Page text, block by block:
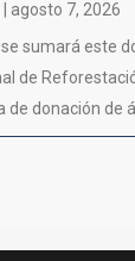
agosto 7, 2026
sumará este
de
donación de